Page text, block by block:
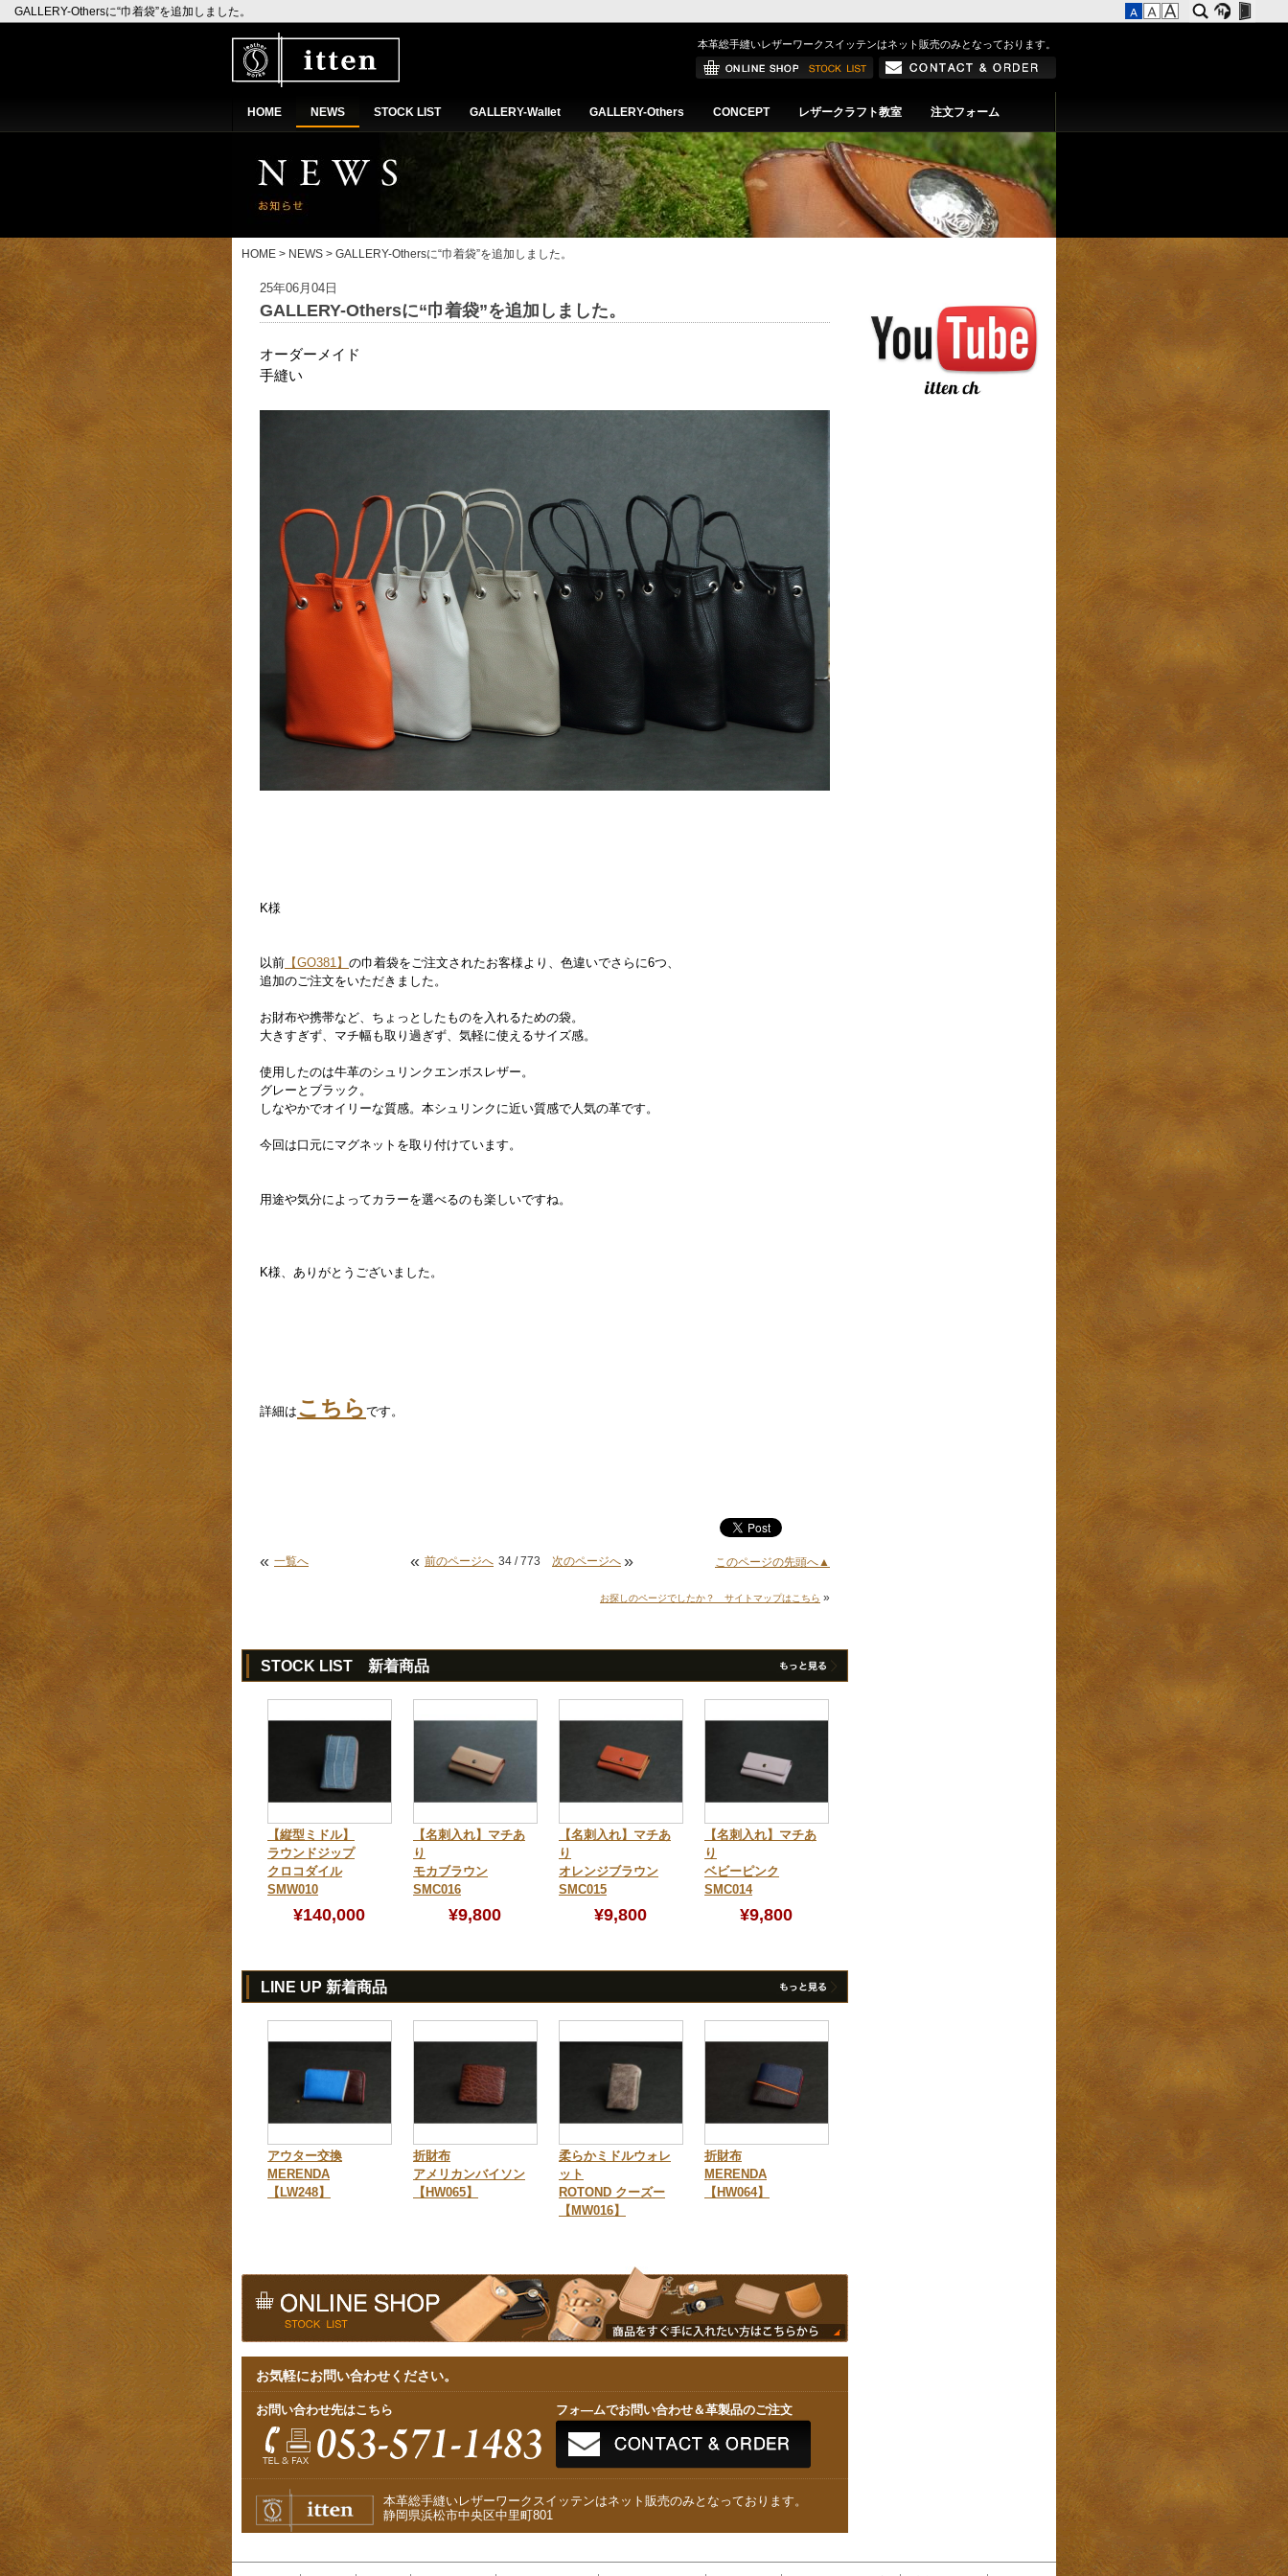
GALLERY-Othersに“巾着袋”を追加しました。
本革総手縫いレザーワークスイッテンはネット販売のみとなっております。
HOME NEWS STOCK LIST GALLERY-Wallet GALLERY-Others CONCEPT レザークラフト教室 注文フォーム
HOME > NEWS > GALLERY-Othersに“巾着袋”を追加しました。
25年06月04日
GALLERY-Othersに“巾着袋”を追加しました。
オーダーメイド
手縫い
K様
以前 【GO381】 の巾着袋をご注文されたお客様より、色違いでさらに6つ、
追加のご注文をいただきました。
お財布や携帯など、ちょっとしたものを入れるための袋。
大きすぎず、マチ幅も取り過ぎず、気軽に使えるサイズ感。
使用したのは牛革のシュリンクエンボスレザー。
グレーとブラック。
しなやかでオイリーな質感。本シュリンクに近い質感で人気の革です。
今回は口元にマグネットを取り付けています。
用途や気分によってカラーを選べるのも楽しいですね。
K様、ありがとうございました。
詳細はこちら です。
« 一覧へ « 前のページへ 34 / 773 次のページへ » このページの先頭へ▲
お探しのページでしたか？ サイトマップはこちら »
STOCK LIST 新着商品
【縦型ミドル】
ラウンドジップ
クロコダイル
SMW010
¥140,000
【名刺入れ】マチあ
り
モカブラウン
SMC016
¥9,800
【名刺入れ】マチあ
り
オレンジブラウン
SMC015
¥9,800
【名刺入れ】マチあ
り
ベビーピンク
SMC014
¥9,800
LINE UP 新着商品
アウター交換
MERENDA
【LW248】
折財布
アメリカンバイソン
【HW065】
柔らかミドルウォレ
ット
ROTOND クーズー
【MW016】
折財布
MERENDA
【HW064】
お気軽にお問い合わせください。
お問い合わせ先はこちら フォ—ムでお問い合わせ＆革製品のご注文
本革総手縫いレザーワークスイッテンはネット販売のみとなっております。
静岡県浜松市中央区中里町801